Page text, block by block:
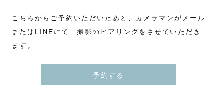
こちらからご予約いただいたあと、カメラマンがメール
またはLINEにて、撮影のヒアリングをさせていただき
ます。
予約する